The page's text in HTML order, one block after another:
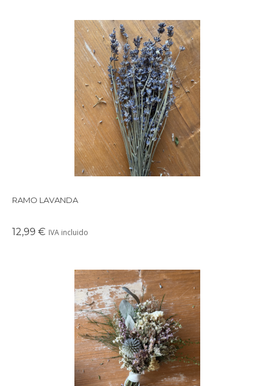
Precioso ramo de flores secas en tonos suaves y delicados,
perfectos para crear un ambiente cálido en cualquier rincón de
RAMO LAVANDA
12,99 € IVA incluido
Precioso ramo de flores preservadas en tonos suaves y
delicados, perfectos para crear un ambiente cálido en
cualquier rincón de tu casa.